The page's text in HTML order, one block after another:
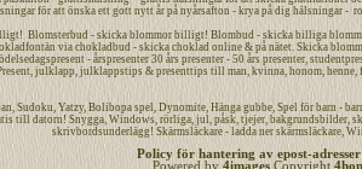
för att önska ettgott nytt år på nyårsafton - krya på dig hälsningar -
Blomsterbud - skicka blommor billigt! Blombud - skicka billiga
via chokladbud - skicka choklad online & på nätet. Skicka
- årspresenter 30 års presenter - 50 års presenter,
julklapp, julklappstips & presenttips till man, kvinna, honom,
, Sudoku, Yatzy, Bolibopa spel, Dynomite, Hänga gubbe, Spel för barn -
till datorn! Snygga, Windows, rörliga, jul, påsk, tjejer, bakgrundsbilder,
skrivbordsunderlägg! Skärmsläckare - ladda ner skärmsläckare,
Policy för hantering av epost-adresser
Powered by 4images Copyright